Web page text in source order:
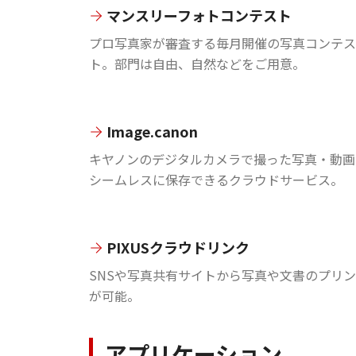
マンスリーフォトコンテスト
プロ写真家が審査する毎月開催の写真コンテス
ト。部門は自由、自然などをご用意。
Image.canon
キヤノンのデジタルカメラで撮った写真・動
シームレスに保存できるクラウドサービス。
PIXUSクラウドリンク
SNSや写真共有サイトから写真や文書のプリ
が可能。